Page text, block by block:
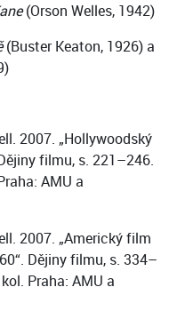
(Orson Welles, 1942)
(Buster Keaton, 1926) a
2007. „Hollywoodský
filmu, s. 221–246.
AMU a
2007. „Americký film
Dějiny filmu, s. 334–
Praha: AMU a